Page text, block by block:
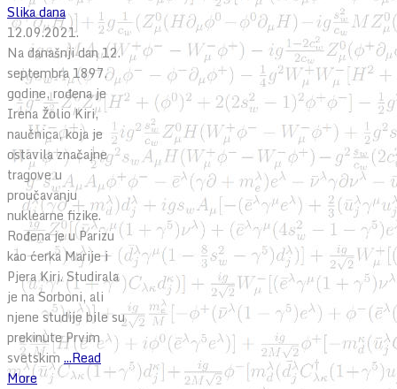
Slika dana
12.09.2021.
Na današnji dan 12.
septembra 1897.
godine, rođena je
Irena Žolio Kiri,
naučnica, koja je
ostavila značajne
tragove u
proučavanju
nuklearne fizike.
Rođena je u Parizu
kao ćerka Marije i
Pjera Kiri. Studirala
je na Sorboni, ali
njene studije bile su
prekinute Prvim
svetskim ...Read
More